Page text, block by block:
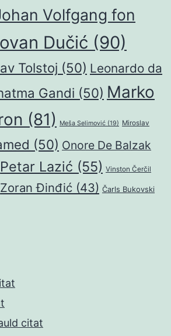
Volfgang fon
Dučić (90)
Tolstoj (50) Leonardo da
Gandi (50) Marko
(81) Meša Selimović (19) Miroslav
(50) Onore De Balzak
Petar Lazić (55) Vinston Čerčil
Zoran Đinđić (43) Čarls Bukovski
citat